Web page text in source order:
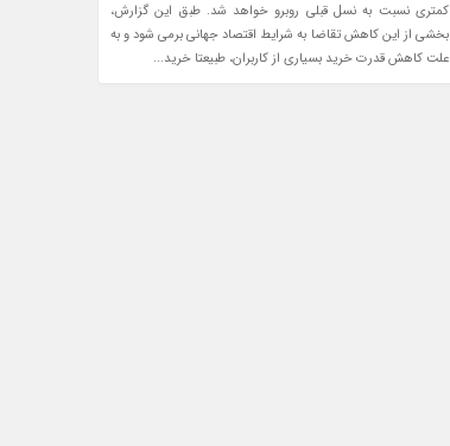
کمتری نسبت به نسل قبلی روبرو خواهد شد. طبق این گزارش،
بخشی از این کاهش تقاضا به شرایط اقتصاد جهانی برمی شود و به
علت کاهش قدرت خرید بسیاری از کاربران، طبیعتا خرید...